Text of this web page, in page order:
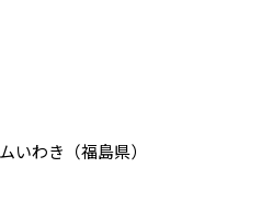
いわき（福島県）